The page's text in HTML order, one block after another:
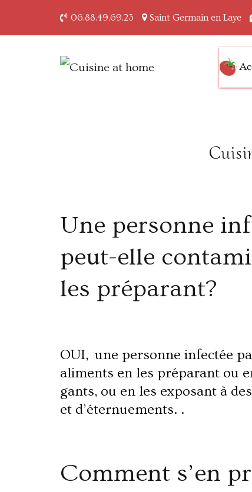
06.88.49.69.23 Saint Germain en Laye
Cuisine at home
Des saveurs made
​Une personne
peut-elle
les préparant?
OUI, ​​une personne infectée
aliments en les préparant ou
gants, ou en les exposant à
et d’éternuements. .​
Comment s’en